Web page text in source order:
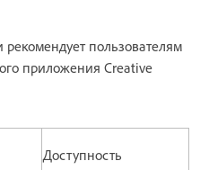
рекомендует пользователям
приложения Creative
Доступность